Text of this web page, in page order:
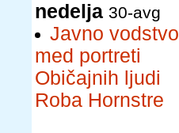
nedelja 30-avg
Javno vodstvo
med portreti
Običajnih ljudi
Roba Hornstre